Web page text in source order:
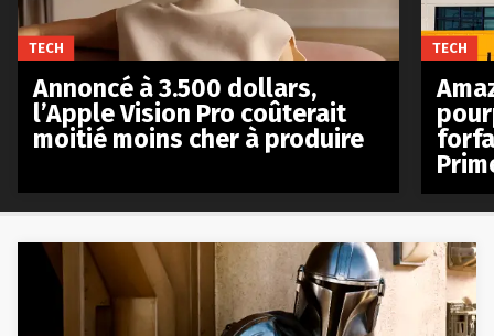
TECH
Annoncé à 3.500 dollars,
l’Apple Vision Pro coûterait
moitié moins cher à produire
TECH